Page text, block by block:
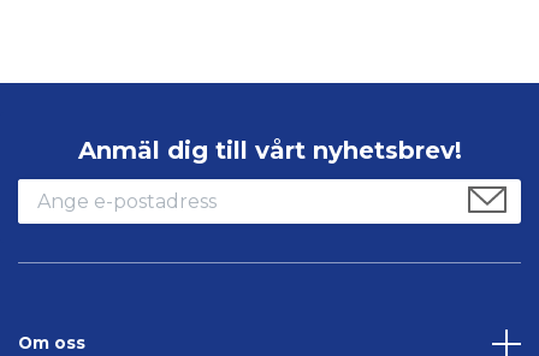
Anmäl dig till vårt nyhetsbrev!
Om oss